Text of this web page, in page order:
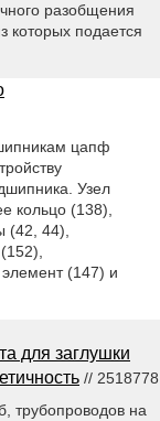
разобщения
которых подается
цапф
Узел
кольцо (138),
(42, 44),
(147) и
для заглушки
// 2518778
трубопроводов на